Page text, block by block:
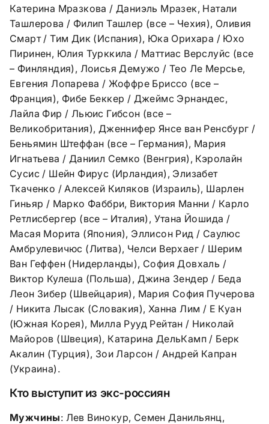
Катерина Мразкова / Даниэль Мразек, Натали
Ташлерова / Филип Ташлер (все – Чехия), Оливия
Смарт / Тим Дик (Испания), Юка Орихара / Юхо
Пиринен, Юлия Турккила / Маттиас Верслуйс (все
– Финляндия), Лоисья Демужо / Тео Ле Мерсье,
Евгения Лопарева / Жоффре Бриссо (все –
Франция), Фибе Беккер / Джеймс Эрнандес,
Лайла Фир / Льюис Гибсон (все –
Великобритания), Дженнифер Янсе ван Ренсбург /
Беньямин Штеффан (все – Германия), Мария
Игнатьева / Даниил Семко (Венгрия), Кэролайн
Сусис / Шейн Фирус (Ирландия), Элизабет
Ткаченко / Алексей Киляков (Израиль), Шарлен
Гиньяр / Марко Фаббри, Виктория Манни / Карло
Ретлисбергер (все – Италия), Утана Йошида /
Масая Морита (Япония), Эллисон Рид / Саулюс
Амбрулевичюс (Литва), Челси Верхаег / Шерим
Ван Геффен (Нидерланды), София Довхаль /
Виктор Кулеша (Польша), Джина Зендер / Беда
Леон Зибер (Швейцария), Мария София Пучерова
/ Никита Лысак (Словакия), Ханна Лим / Е Куан
(Южная Корея), Милла Рууд Рейтан / Николай
Майоров (Швеция), Катарина ДельКамп / Берк
Акалин (Турция), Зои Ларсон / Андрей Капран
(Украина).
Кто выступит из экс-россиян
Мужчины: Лев Винокур, Семен Данильянц,